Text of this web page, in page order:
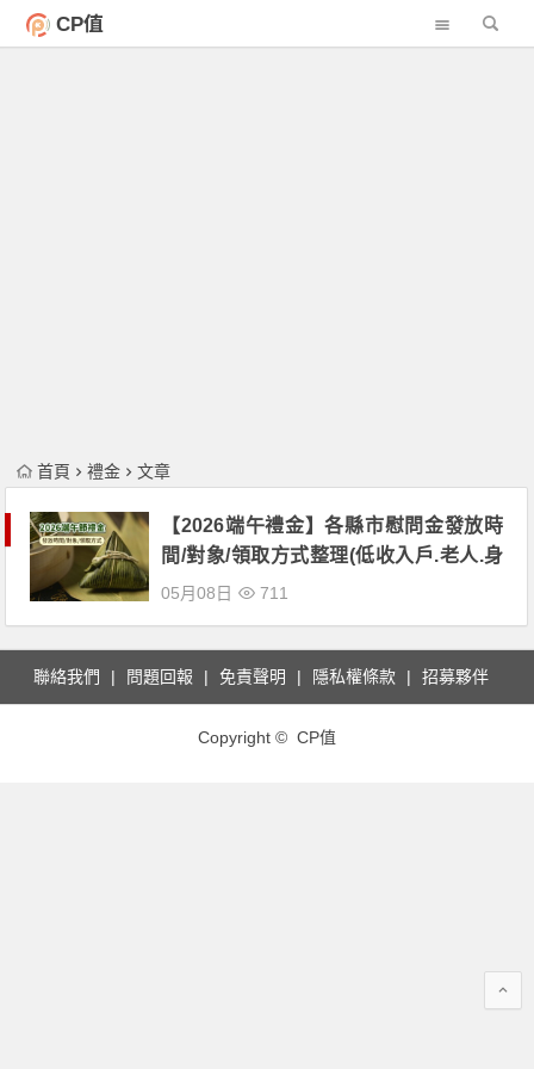
CP值
首頁 禮金 文章
【2026端午禮金】各縣市慰問金發放時
間/對象/領取方式整理(低收入戶.老人.身
心障礙者適用)
05月08日 711
聯絡我們 問題回報 免責聲明 隱私權條款 招募夥伴
Copyright © CP值